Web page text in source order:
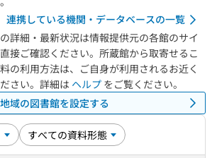
連携している機関・データベースの一覧
詳細・最新状況は情報提供元の各館のサイ
接ご確認ください。所蔵館から取寄せるこ
の利用方法は、ご自身が利用されるお近く
さい。詳細は ヘルプ をご覧ください。
地域の図書館を設定する